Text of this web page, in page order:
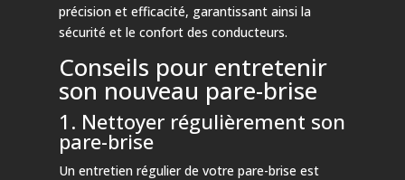
précision et efficacité, garantissant ainsi la
sécurité et le confort des conducteurs.
Conseils pour entretenir
son nouveau pare-brise
1. Nettoyer régulièrement son
pare-brise
Un entretien régulier de votre pare-brise est